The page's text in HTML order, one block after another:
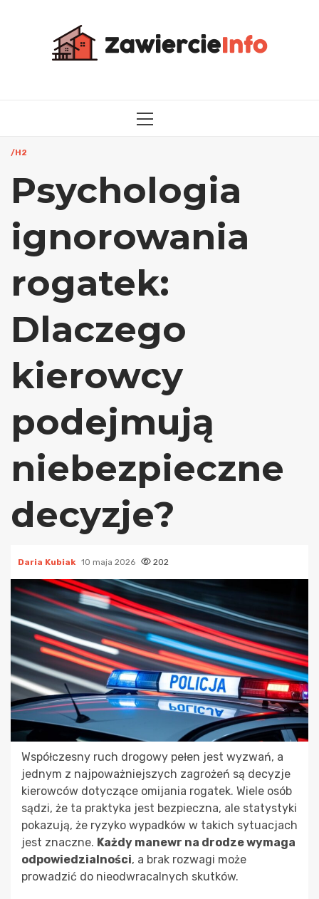
MENU
/H2
Psychologia
ignorowania
rogatek:
Dlaczego
kierowcy
podejmują
niebezpieczne
decyzje?
Daria Kubiak 10 maja 2026 202
Współczesny ruch drogowy pełen jest wyzwań, a
jednym z najpoważniejszych zagrożeń są decyzje
kierowców dotyczące omijania rogatek. Wiele osób
sądzi, że ta praktyka jest bezpieczna, ale statystyki
pokazują, że ryzyko wypadków w takich sytuacjach
jest znaczne. Każdy manewr na drodze wymaga
odpowiedzialności, a brak rozwagi może
prowadzić do nieodwracalnych skutków.